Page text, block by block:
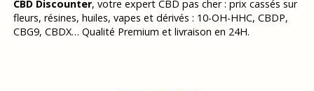
CBD Discounter, votre expert CBD pas cher : prix cassés sur
fleurs, résines, huiles, vapes et dérivés : 10-OH-HHC, CBDP,
CBG9, CBDX… Qualité Premium et livraison en 24H.